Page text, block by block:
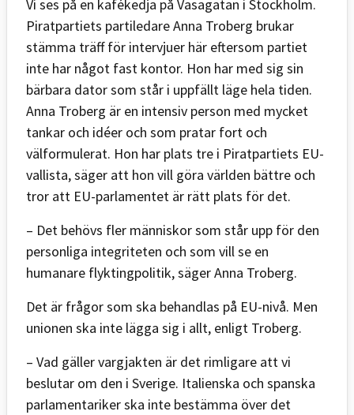
Vi ses på en kafékedja på Vasagatan i Stockholm.
Piratpartiets partiledare Anna Troberg brukar
stämma träff för intervjuer här eftersom partiet
inte har något fast kontor. Hon har med sig sin
bärbara dator som står i uppfällt läge hela tiden.
Anna Troberg är en intensiv person med mycket
tankar och idéer och som pratar fort och
välformulerat. Hon har plats tre i Piratpartiets EU-
vallista, säger att hon vill göra världen bättre och
tror att EU-parlamentet är rätt plats för det.
– Det behövs fler människor som står upp för den
personliga integriteten och som vill se en
humanare flyktingpolitik, säger Anna Troberg.
Det är frågor som ska behandlas på EU-nivå. Men
unionen ska inte lägga sig i allt, enligt Troberg.
– Vad gäller vargjakten är det rimligare att vi
beslutar om den i Sverige. Italienska och spanska
parlamentariker ska inte bestämma över det